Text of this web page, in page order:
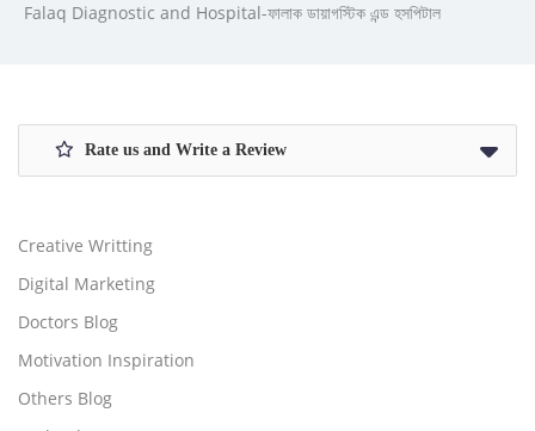
Falaq Diagnostic and Hospital-ফালাক ডায়াগস্টিক এন্ড হসপিটাল
Rate us and Write a Review
Creative Writting
Digital Marketing
Doctors Blog
Motivation Inspiration
Others Blog